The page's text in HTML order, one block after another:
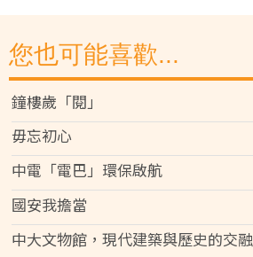
您也可能喜歡...
鐘樓歲「閱」
毋忘初心
中電「電巴」環保啟航
國安我擔當
中大文物館，現代建築與歷史的交融